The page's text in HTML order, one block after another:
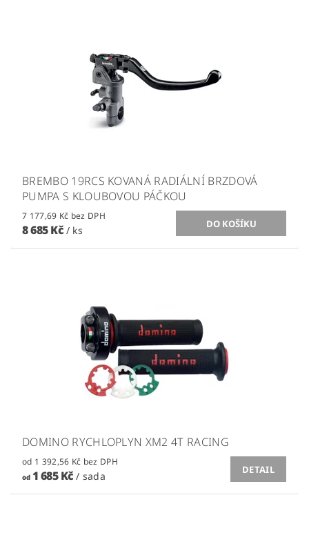
BREMBO 19RCS KOVANÁ RADIÁLNÍ BRZDOVÁ
PUMPA S KLOUBOVOU PÁČKOU
7 177,69 Kč bez DPH
8 685 Kč / ks
DOMINO RYCHLOPLYN XM2 4T RACING
od 1 392,56 Kč bez DPH
od1 685 Kč/ sada
DETAIL